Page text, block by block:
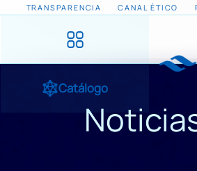
TRANSPARENCIA CANAL ÉTICO
Catálogo